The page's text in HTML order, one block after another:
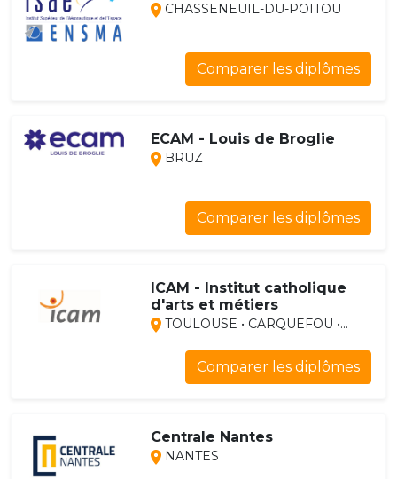
CHASSENEUIL-DU-POITOU
Comparer les diplômes
ECAM - Louis de Broglie
BRUZ
Comparer les diplômes
ICAM - Institut catholique
d'arts et métiers
TOULOUSE • CARQUEFOU •...
Comparer les diplômes
Centrale Nantes
NANTES